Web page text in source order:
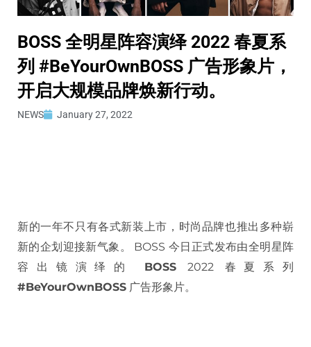
BOSS 全明星阵容演绎 2022 春夏系
列 #BeYourOwnBOSS 广告形象片，
开启大规模品牌焕新行动。
NEWS January 27, 2022
新的一年不只有各式新装上市，时尚品牌也推出多种崭
新的企划迎接新气象。 BOSS 今日正式发布由全明星阵
容出镜演绎的 BOSS2022 春夏系列
#BeYourOwnBOSS 广告形象片。